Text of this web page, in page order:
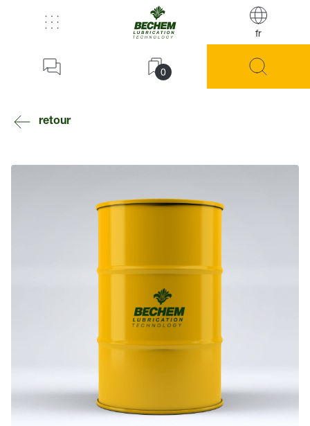
fr
0
retour